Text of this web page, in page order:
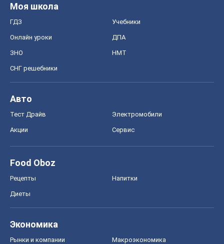
Моя школа
ГДЗ Учебники
Онлайн уроки ДПА
ЗНО НМТ
СНГ решебники
Авто
Тест Драйв Электромобили
Акции Сервис
Food Oboz
Рецепты Напитки
Диеты
Экономика
Рынки и компании Mакроэкономика